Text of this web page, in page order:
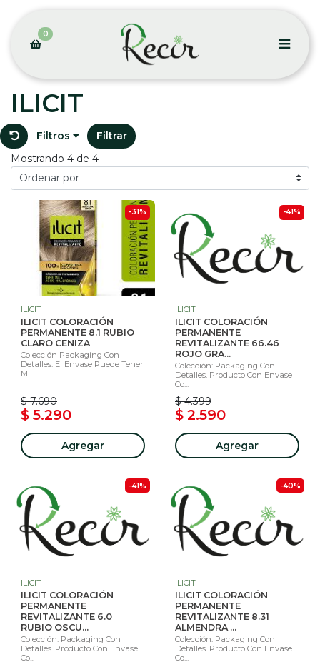
0
ILICIT
Filtros
Filtrar
Mostrando 4 de 4
-31%
ILICIT
ILICIT COLORACIÓN
PERMANENTE 8.1 RUBIO
CLARO CENIZA
Colección Packaging Con
Detalles: El Envase Puede Tener
M...
$ 7.690
$ 5.290
Agregar
-41%
ILICIT
ILICIT COLORACIÓN
PERMANENTE
REVITALIZANTE 66.46
ROJO GRA...
Colección: Packaging Con
Detalles. Producto Con Envase
Co...
$ 4.399
$ 2.590
Agregar
-41%
ILICIT
ILICIT COLORACIÓN
PERMANENTE
REVITALIZANTE 6.0
RUBIO OSCU...
Colección: Packaging Con
Detalles. Producto Con Envase
Co...
-40%
ILICIT
ILICIT COLORACIÓN
PERMANENTE
REVITALIZANTE 8.31
ALMENDRA ...
Colección: Packaging Con
Detalles. Producto Con Envase
Co...